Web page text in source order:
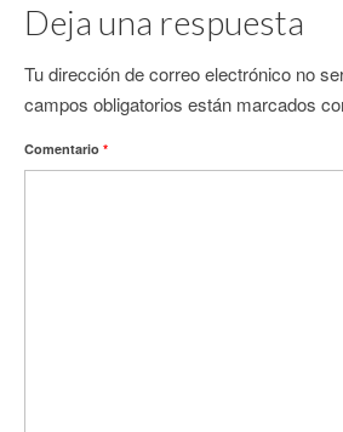
Deja una respuesta
Tu dirección de correo electrónico no
campos obligatorios están marcados
Comentario *